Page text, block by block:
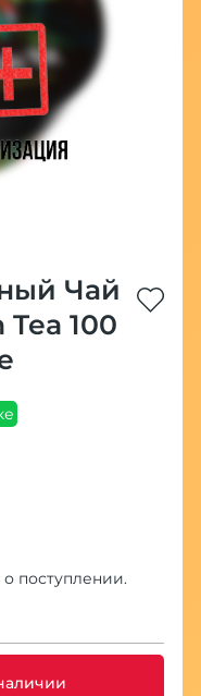
Чай
100
поступлении.